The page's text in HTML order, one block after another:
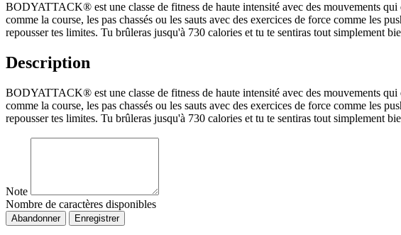
BODYATTACK® est une classe de fitness de haute intensité avec des mouvements
comme la course, les pas chassés ou les sauts avec des exercices de force comme les
repousser tes limites. Tu brûleras jusqu'à 730 calories et tu te sentiras tout simplement
Description
BODYATTACK® est une classe de fitness de haute intensité avec des mouvements
comme la course, les pas chassés ou les sauts avec des exercices de force comme les
repousser tes limites. Tu brûleras jusqu'à 730 calories et tu te sentiras tout simplement
Note
Nombre de caractères disponibles
Abandonner Enregistrer